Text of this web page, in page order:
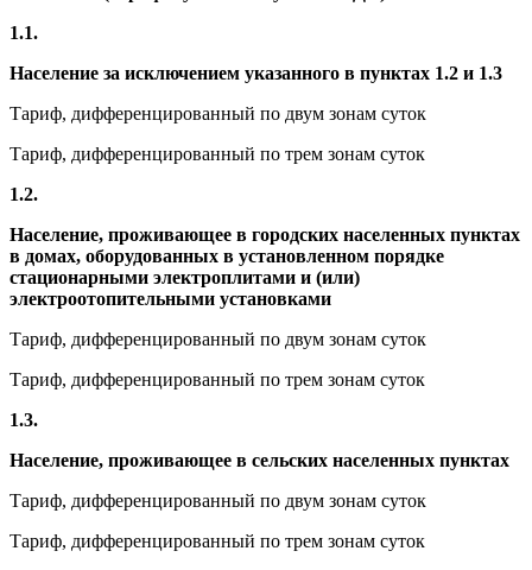
1.1.
Население за исключением указанного в пунктах 1.2 и 1.3
Тариф, дифференцированный по двум зонам суток
Тариф, дифференцированный по трем зонам суток
1.2.
Население, проживающее в городских населенных пунктах
в домах, оборудованных в установленном порядке
стационарными электроплитами и (или)
электроотопительными установками
Тариф, дифференцированный по двум зонам суток
Тариф, дифференцированный по трем зонам суток
1.3.
Население, проживающее в сельских населенных пунктах
Тариф, дифференцированный по двум зонам суток
Тариф, дифференцированный по трем зонам суток